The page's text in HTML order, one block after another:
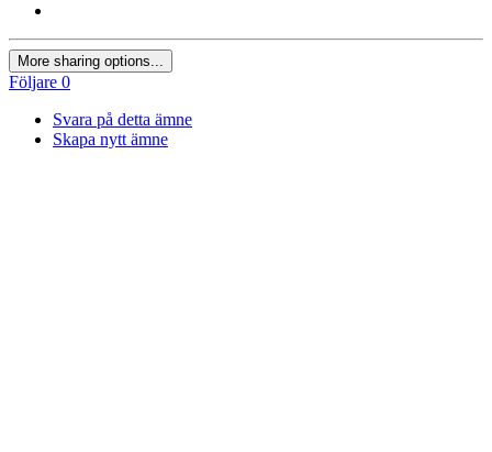
More sharing options...
Följare 0
Svara på detta ämne
Skapa nytt ämne